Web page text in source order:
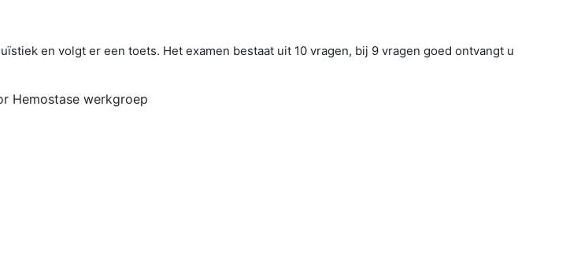
en volgt er een toets. Het examen bestaat uit 10 vragen, bij 9 vragen goed ontvangt u
Hemostase werkgroep